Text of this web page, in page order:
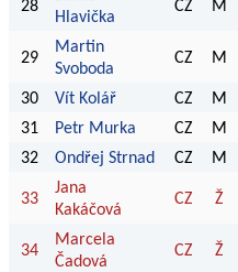
28
Hlavička
CZ M
29
Martin
Svoboda
CZ M
30 Vít Kolář CZ M
31
Petr Murka CZ M
32
Ondřej Strnad CZ M
33
Jana
Kakáčová
CZ Ž
34
Marcela
Čadová
CZ Ž